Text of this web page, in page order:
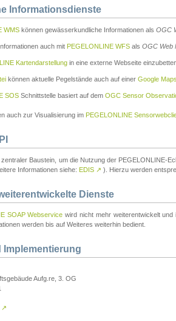
Informationsdienste
WMS können gewässerkundliche Informationen als OGC
auch mit PEGELONLINE WFS als OGC Web
Kartendarstellung in eine externe Webseite
können aktuelle Pegelstände auch auf einer Google
SOS Schnittstelle basiert auf dem OGC Sensor
auch zur Visualisierung im PEGELONLINE
zentraler Baustein, um die Nutzung der PEGELONLINE-
Informationen siehe: EDIS ↗ ). Hierzu werden
Dienste
SOAP Webservice wird nicht mehr weiterentwickelt
werden bis auf Weiteres weiterhin bedient.
Implementierung
Aufg.re, 3. OG
↗